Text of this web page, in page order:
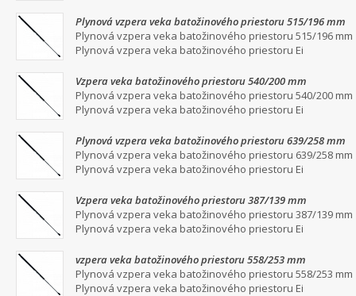
Plynová vzpera veka batožinového priestoru 515/196 mm
Plynová vzpera veka batožinového priestoru 515/196 mm
Plynová vzpera veka batožinového priestoru Ei
Vzpera veka batožinového priestoru 540/200 mm
Plynová vzpera veka batožinového priestoru 540/200 mm
Plynová vzpera veka batožinového priestoru Ei
Plynová vzpera veka batožinového priestoru 639/258 mm
Plynová vzpera veka batožinového priestoru 639/258 mm
Plynová vzpera veka batožinového priestoru Ei
Vzpera veka batožinového priestoru 387/139 mm
Plynová vzpera veka batožinového priestoru 387/139 mm
Plynová vzpera veka batožinového priestoru Ei
vzpera veka batožinového priestoru 558/253 mm
Plynová vzpera veka batožinového priestoru 558/253 mm
Plynová vzpera veka batožinového priestoru Ei